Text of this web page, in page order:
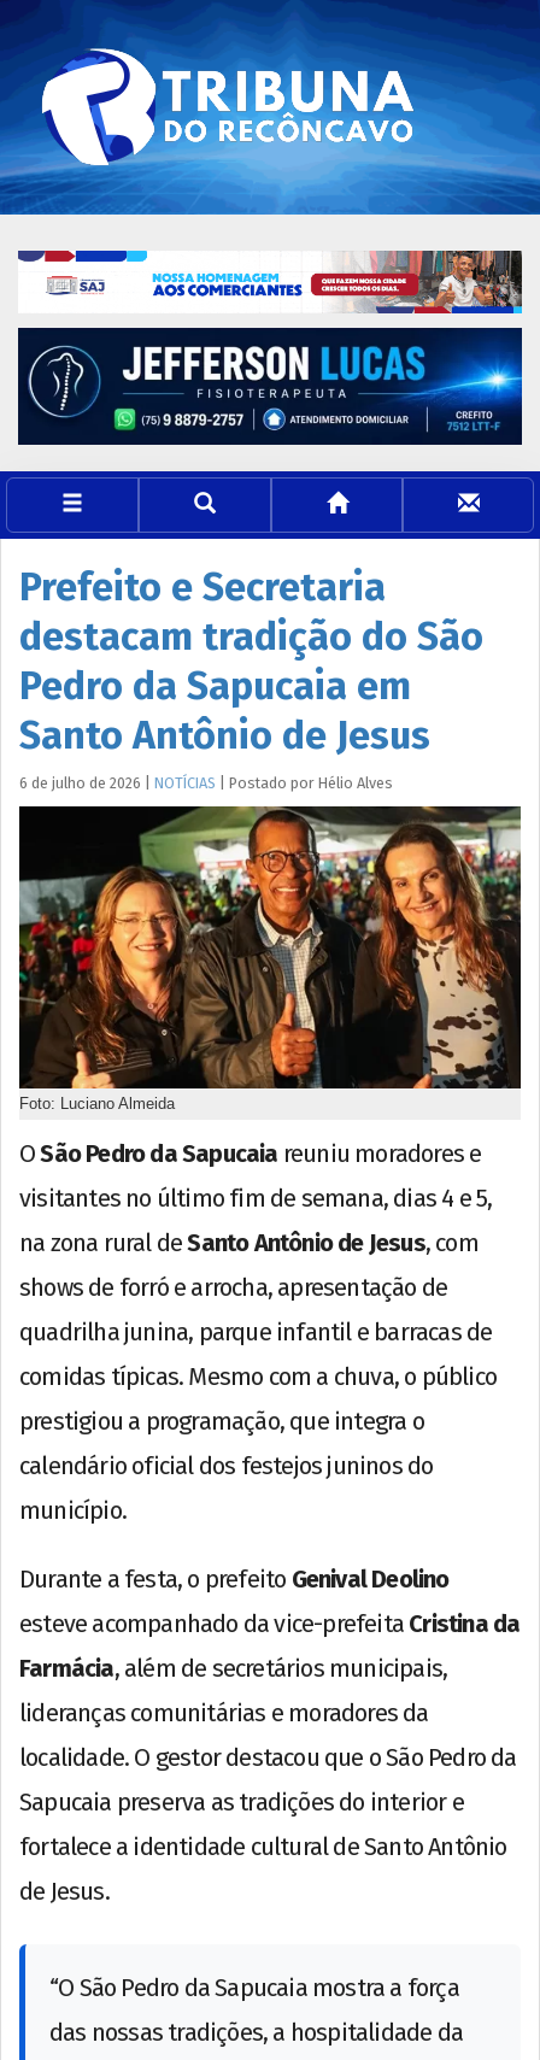
Prefeito e Secretaria
destacam tradição do São
Pedro da Sapucaia em
Santo Antônio de Jesus
6 de julho de 2026 NOTÍCIAS Postado por Hélio Alves
Foto: Luciano Almeida
OSão Pedro da Sapucaia reuniu moradores e
visitantes no último fim de semana, dias 4 e 5,
na zona rural deSanto Antônio de Jesus, com
shows de forró e arrocha, apresentação de
quadrilha junina, parque infantil e barracas de
comidas típicas. Mesmo com a chuva, o público
prestigiou a programação, que integra o
calendário oficial dos festejos juninos do
município.
Durante a festa, o prefeito Genival Deolino
esteve acompanhado da vice-prefeita Cristina da
Farmácia, além de secretários municipais,
lideranças comunitárias e moradores da
localidade. O gestor destacou que o São Pedro da
Sapucaia preserva as tradições do interior e
fortalece a identidade cultural de Santo Antônio
de Jesus.
“O São Pedro da Sapucaia mostra a força
das nossas tradições, a hospitalidade da